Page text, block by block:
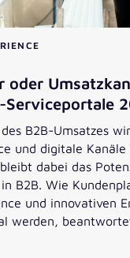
oder
Serviceportale
B2B-Umsatzes
und digitale
dabei das
B2B. Wie
und innovativen
werden,